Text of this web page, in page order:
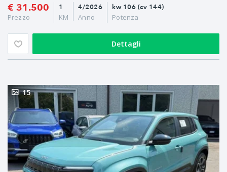
€ 31.500
Prezzo
4/2026
Anno
1
KM
kw 106 (cv 144)
Potenza
Dettagli
15